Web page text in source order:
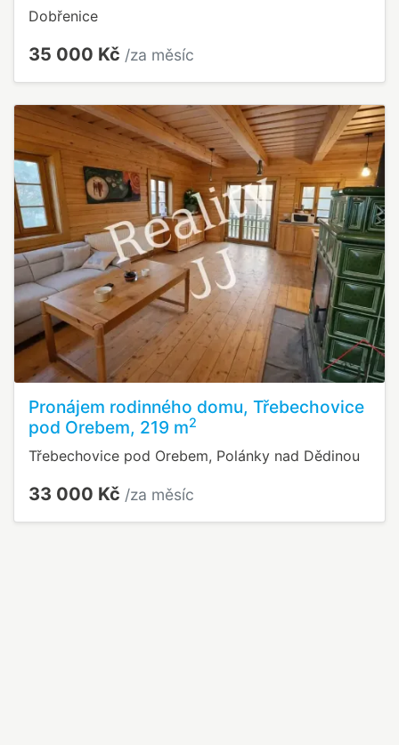
Dobřenice
35 000 Kč /za měsíc
Pronájem rodinného domu, Třebechovice
pod Orebem, 219 m2
Třebechovice pod Orebem, Polánky nad Dědinou
33 000 Kč /za měsíc